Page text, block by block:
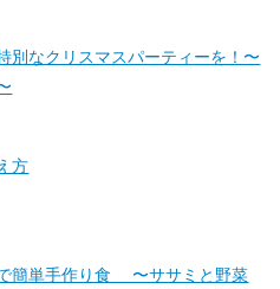
別なクリスマスパーティーを！〜
方
簡単手作り食 〜ササミと野菜